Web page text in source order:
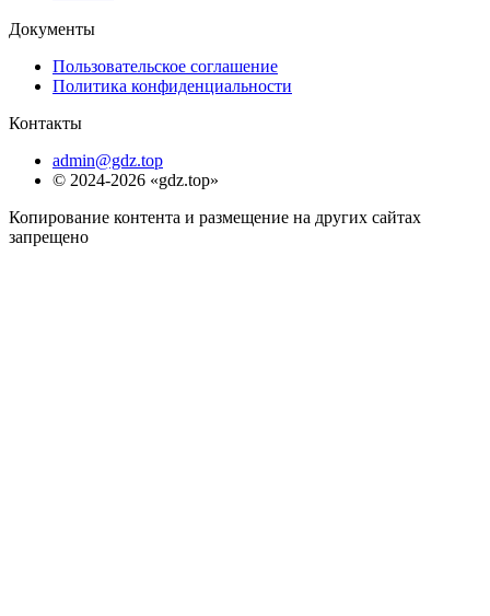
Документы
Пользовательское соглашение
Политика конфиденциальности
Контакты
admin@gdz.top
© 2024-2026 «gdz.top»
Копирование контента и размещение на других сайтах
запрещено